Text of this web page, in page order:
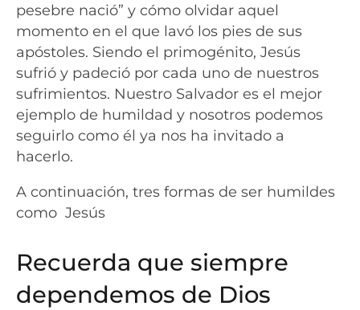
pesebre nació” y cómo olvidar aquel
momento en el que lavó los pies de sus
apóstoles. Siendo el primogénito, Jesús
sufrió y padeció por cada uno de nuestros
sufrimientos. Nuestro Salvador es el mejor
ejemplo de humildad y nosotros podemos
seguirlo como él ya nos ha invitado a
hacerlo.
A continuación, tres formas de ser humildes
como Jesús
Recuerda que siempre
dependemos de Dios